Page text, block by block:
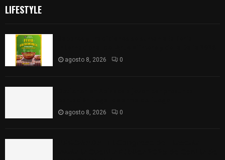
LIFESTYLE
agosto 8, 2026 0
agosto 8, 2026 0